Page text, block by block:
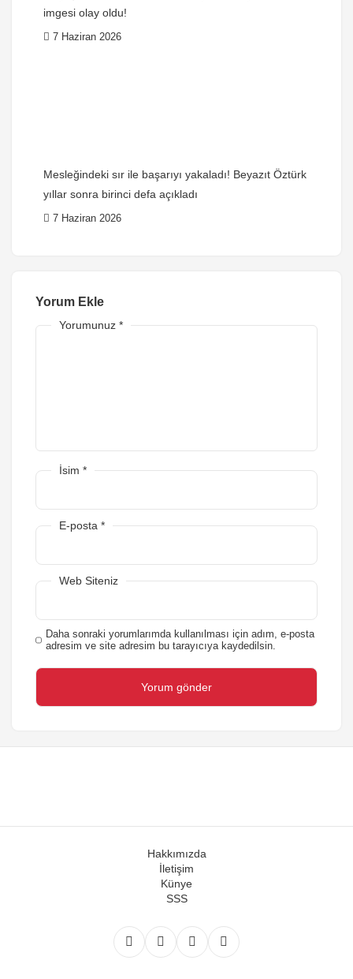
imgesi olay oldu!
7 Haziran 2026
Mesleğindeki sır ile başarıyı yakaladı! Beyazıt Öztürk
yıllar sonra birinci defa açıkladı
7 Haziran 2026
Yorum Ekle
Yorumunuz *
İsim *
E-posta *
Web Siteniz
Daha sonraki yorumlarımda kullanılması için adım, e-posta
adresim ve site adresim bu tarayıcıya kaydedilsin.
Hakkımızda
İletişim
Künye
SSS